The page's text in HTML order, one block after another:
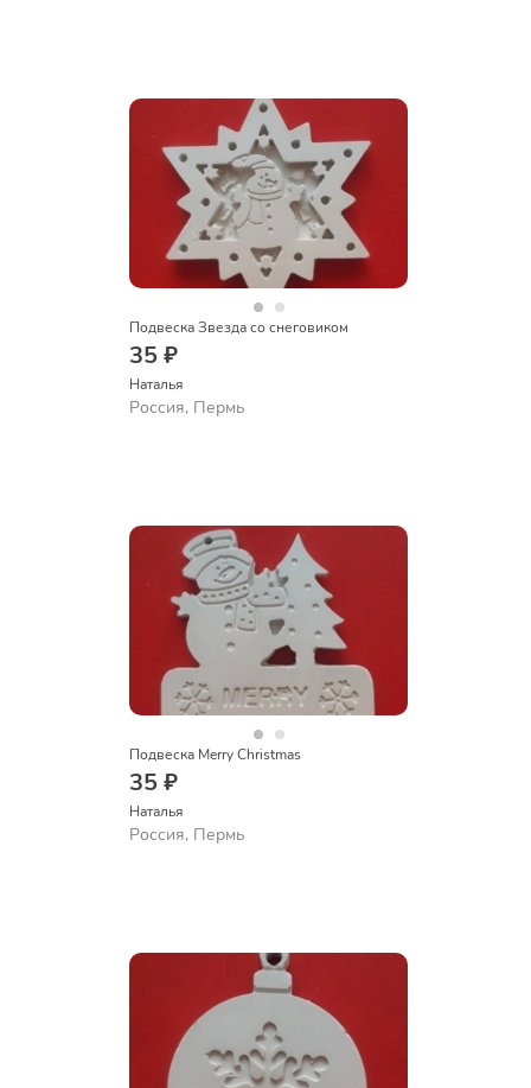
Подвеска Звезда со снеговиком
35 ₽
Наталья
Россия, Пермь
Подвеска Merry Christmas
35 ₽
Наталья
Россия, Пермь